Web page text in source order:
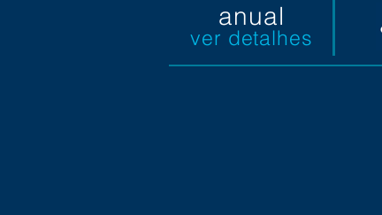
ver detalhes
anual